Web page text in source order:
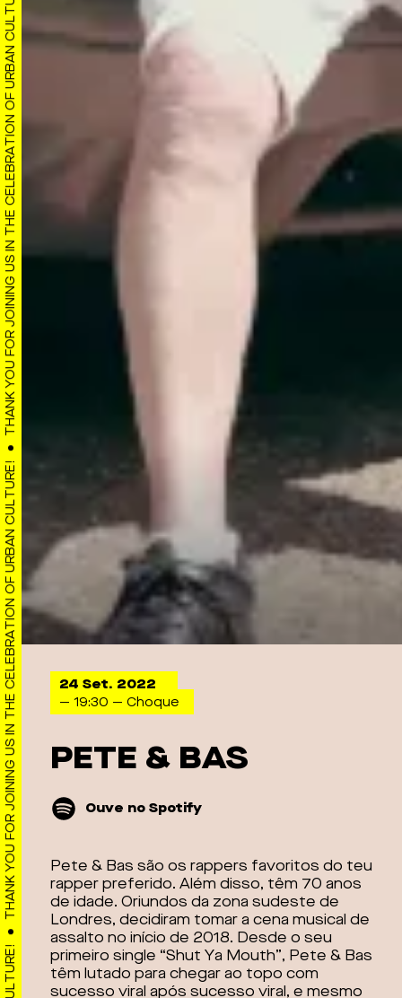
THANK YOU FOR JOINING US IN THE CELEBRATION OF URBAN CULTURE!
THANK YOU FOR JOINING US IN THE CELEBRATION OF URBAN CULTURE!
24 Set. 2022
— 19:30 — Choque
PETE & BAS
Ouve no Spotify
Pete & Bas são os rappers favoritos do teu
rapper preferido. Além disso, têm 70 anos
de idade. Oriundos da zona sudeste de
Londres, decidiram tomar a cena musical de
assalto no início de 2018. Desde o seu
primeiro single “Shut Ya Mouth”, Pete & Bas
têm lutado para chegar ao topo com
sucesso viral após sucesso viral, e mesmo